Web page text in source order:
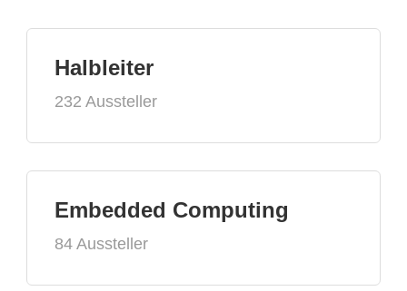
Halbleiter
232 Aussteller
Embedded Computing
84 Aussteller